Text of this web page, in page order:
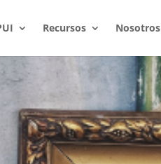
Recursos Nosotros